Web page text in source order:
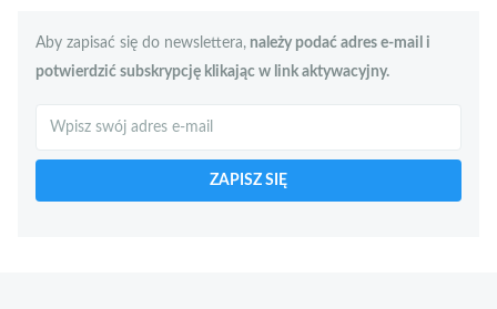
Aby zapisać się do newslettera, należy podać adres e-mail i
potwierdzić subskrypcję klikając w link aktywacyjny.
ZAPISZ SIĘ